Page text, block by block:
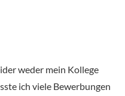
weder mein Kollege
ich viele Bewerbungen